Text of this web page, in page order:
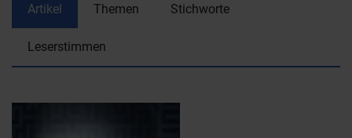
Artikel Themen Stichworte
Leserstimmen